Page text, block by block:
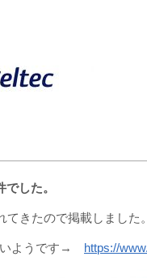
でした。
きたので掲載しました。
いようです→ https://